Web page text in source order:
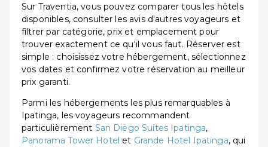
Sur Traventia, vous pouvez comparer tous les hôtels
disponibles, consulter les avis d'autres voyageurs et
filtrer par catégorie, prix et emplacement pour
trouver exactement ce qu'il vous faut. Réserver est
simple : choisissez votre hébergement, sélectionnez
vos dates et confirmez votre réservation au meilleur
prix garanti.
Parmi les hébergements les plus remarquables à
Ipatinga, les voyageurs recommandent
particulièrement San Diego Suítes Ipatinga,
Panorama Tower Hotel et Grande Hotel Ipatinga, qui